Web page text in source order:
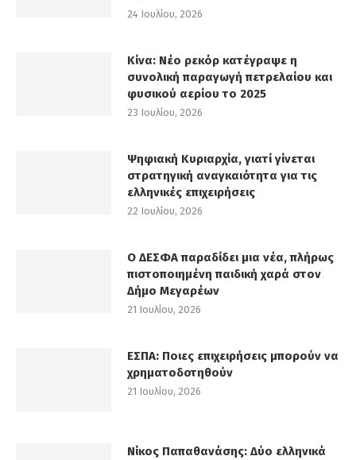
24 Ιουλίου, 2026
Κίνα: Νέο ρεκόρ κατέγραψε η
συνολική παραγωγή πετρελαίου και
φυσικού αερίου το 2025
23 Ιουλίου, 2026
Ψηφιακή Κυριαρχία, γιατί γίνεται
στρατηγική αναγκαιότητα για τις
ελληνικές επιχειρήσεις
22 Ιουλίου, 2026
Ο ΔΕΣΦΑ παραδίδει μια νέα, πλήρως
πιστοποιημένη παιδική χαρά στον
Δήμο Μεγαρέων
21 Ιουλίου, 2026
ΕΣΠΑ: Ποιες επιχειρήσεις μπορούν να
χρηματοδοτηθούν
21 Ιουλίου, 2026
Νίκος Παπαθανάσης: Δύο ελληνικά